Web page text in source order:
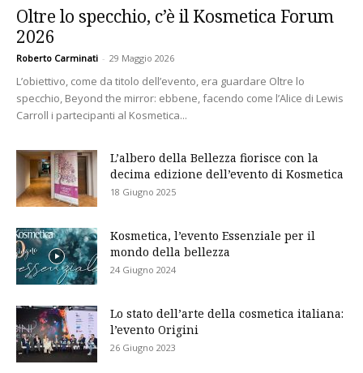
Oltre lo specchio, c’è il Kosmetica Forum
2026
Roberto Carminati - 29 Maggio 2026
L’obiettivo, come da titolo dell’evento, era guardare Oltre lo
specchio, Beyond the mirror: ebbene, facendo come l’Alice di Lewis
Carroll i partecipanti al Kosmetica...
L’albero della Bellezza fiorisce con la
decima edizione dell’evento di Kosmetica
18 Giugno 2025
Kosmetica, l’evento Essenziale per il
mondo della bellezza
24 Giugno 2024
Lo stato dell’arte della cosmetica italiana:
l’evento Origini
26 Giugno 2023